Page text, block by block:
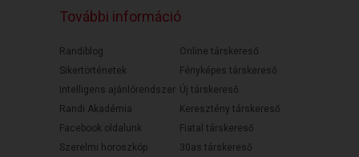
További információ
Randiblog
Sikertörténetek
Intelligens ajánlórendszer
Randi Akadémia
Facebook oldalunk
Szerelmi horoszkóp
Online társkereső
Fényképes társkereső
Új társkereső
Keresztény társkereső
Fiatal társkereső
30as társkereső